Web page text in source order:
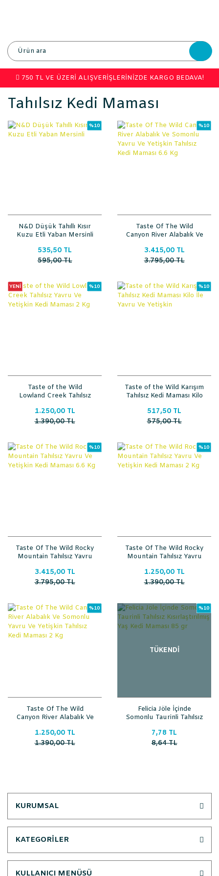
750 TL VE ÜZERİ ALIŞVERİŞLERİNİZDE KARGO BEDAVA!
Tahılsız Kedi Maması
%10
N&D Düşük Tahıllı Kısır
Kuzu Etli Yaban Mersinli
535,50 TL
595,00 TL
%10
Taste Of The Wild
Canyon River Alabalık Ve
Yetişkin Tahılsız Kedi
Maması 6.6 Kg
3.415,00 TL
3.795,00 TL
YENİ %10
Taste of the Wild
Lowland Creek Tahılsız
Maması 2 Kg
1.250,00 TL
1.390,00 TL
%10
Taste of the Wild Karışım
Tahılsız Kedi Maması Kilo
517,50 TL
575,00 TL
%10
Taste Of The Wild Rocky
Mountain Tahılsız Yavru
6.6 Kg
3.415,00 TL
3.795,00 TL
%10
Taste Of The Wild Rocky
Mountain Tahılsız Yavru
2 Kg
1.250,00 TL
1.390,00 TL
%10
Taste Of The Wild
Canyon River Alabalık Ve
Yetişkin Tahılsız Kedi
Maması 2 Kg
1.250,00 TL
1.390,00 TL
%10
TÜKENDİ
Felicia Jöle İçinde
Somonlu Taurinli Tahılsız
Maması 85 gr
7,78 TL
8,64 TL
KURUMSAL
KATEGORİLER
KULLANICI MENÜSÜ